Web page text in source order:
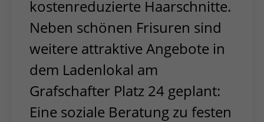
kostenreduzierte Haarschnitte.
Neben schönen Frisuren sind
weitere attraktive Angebote in
dem Ladenlokal am
Grafschafter Platz 24 geplant:
Eine soziale Beratung zu festen